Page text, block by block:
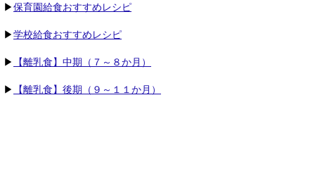
▶保育園給食おすすめレシピ
▶学校給食おすすめレシピ
▶ 【離乳食】中期（７～８か月）
▶ 【離乳食】後期（９～１１か月）